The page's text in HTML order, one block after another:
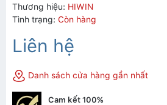
Thương hiệu: HIWIN
Tình trạng: Còn hàng
Liên hệ
Danh sách cửa hàng gần nhất
Cam kết 100%